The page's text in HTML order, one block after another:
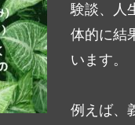
験談、人
体的に結
います。
例えば、